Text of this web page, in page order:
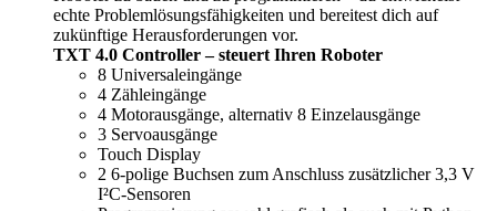
echte Problemlösungsfähigkeiten und bereitest dich auf
zukünftige Herausforderungen vor.
TXT 4.0 Controller – steuert Ihren Roboter
8 Universaleingänge
4 Zähleingänge
4 Motorausgänge, alternativ 8 Einzelausgänge
3 Servoausgänge
Touch Display
2 6-polige Buchsen zum Anschluss zusätzlicher 3,3 V
I²C-Sensoren